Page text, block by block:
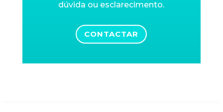
dúvida ou esclarecimento.
CONTACTAR